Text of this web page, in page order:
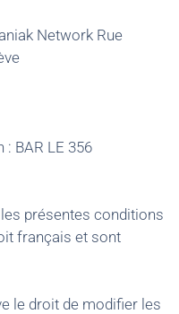
Network Rue
BAR LE 356
présentes conditions
français et sont
le droit de modifier les